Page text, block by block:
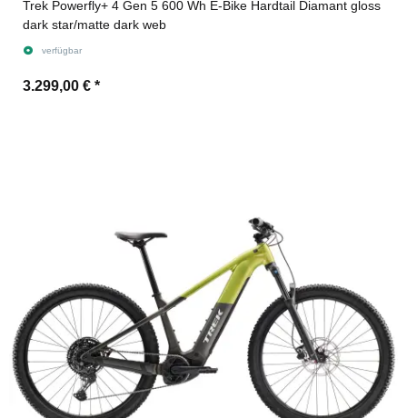
Trek Powerfly+ 4 Gen 5 600 Wh E-Bike Hardtail Diamant gloss
dark star/matte dark web
verfügbar
3.299,00 € *